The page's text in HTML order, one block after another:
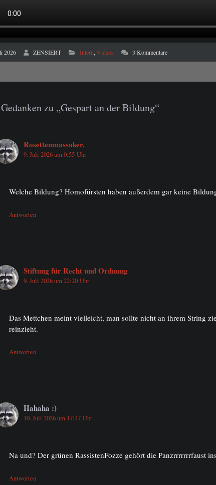
2026 ZENSIERT Intern Videos 3 Kommentare
zu „Gespart an der Bildung“
Rosettenmassaker.
9. Juli 2026 um 0:55 Uhr
Welche Bildung? Homofürsten haben außerdem gar keine
Antworten
Stiftung für Recht und Ordnung
9. Juli 2026 um 22:20 Uhr
Das Mettchen meint vielleicht, man sollte nicht an ihrem String
reinzieht.
Antworten
Hahaha :)
10. Juli 2026 um 17:47 Uhr
Na und? Der grünen RassistenFozze gehört die Panzrrrrrrrfaust
Antworten